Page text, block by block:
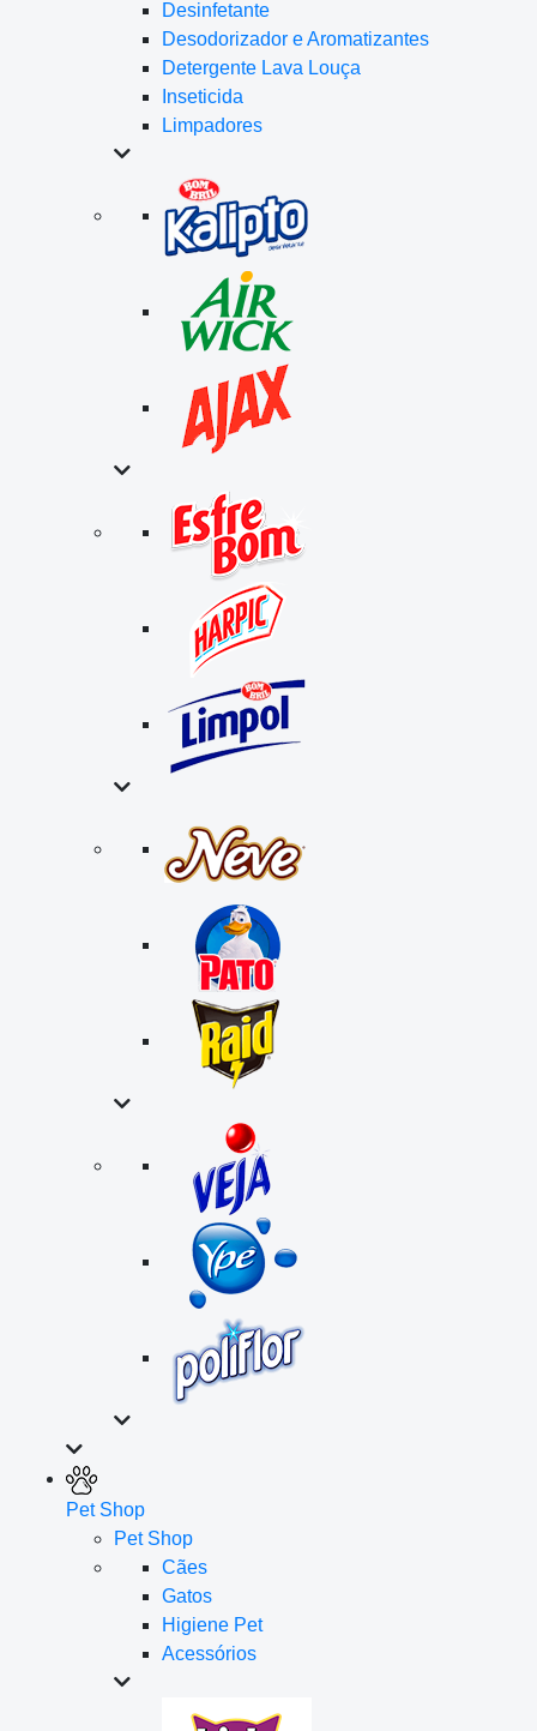
Desinfetante
Desodorizador e Aromatizantes
Detergente Lava Louça
Inseticida
Limpadores
Pet Shop
Pet Shop
Cães
Gatos
Higiene Pet
Acessórios